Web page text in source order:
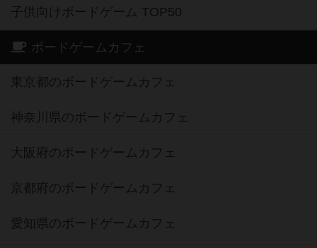
子供向けボードゲーム TOP50
ボードゲームカフェ
東京都のボードゲームカフェ
神奈川県のボードゲームカフェ
大阪府のボードゲームカフェ
京都府のボードゲームカフェ
愛知県のボードゲームカフェ